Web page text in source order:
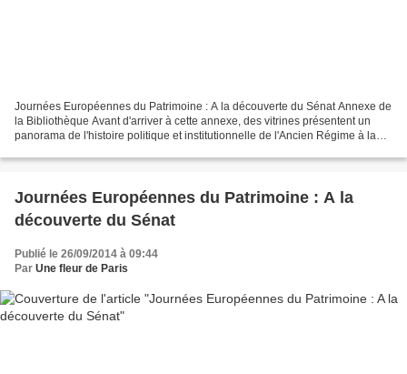
Journées Européennes du Patrimoine : A la découverte du Sénat Annexe de
la Bibliothèque Avant d'arriver à cette annexe, des vitrines présentent un
panorama de l'histoire politique et institutionnelle de l'Ancien Régime à la
Journées Européennes du Patrimoine : A la
découverte du Sénat
Publié le 26/09/2014 à 09:44
Par Une fleur de Paris